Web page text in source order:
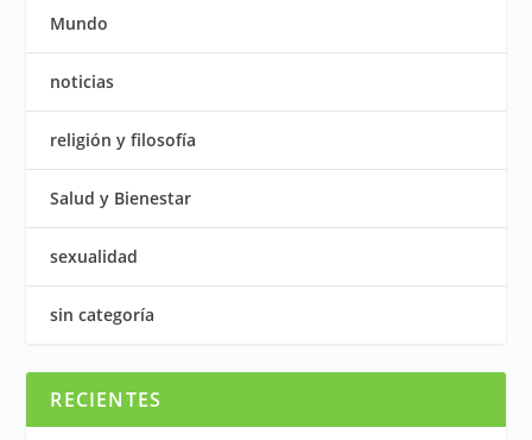
Mundo
noticias
religión y filosofía
Salud y Bienestar
sexualidad
sin categoría
RECIENTES